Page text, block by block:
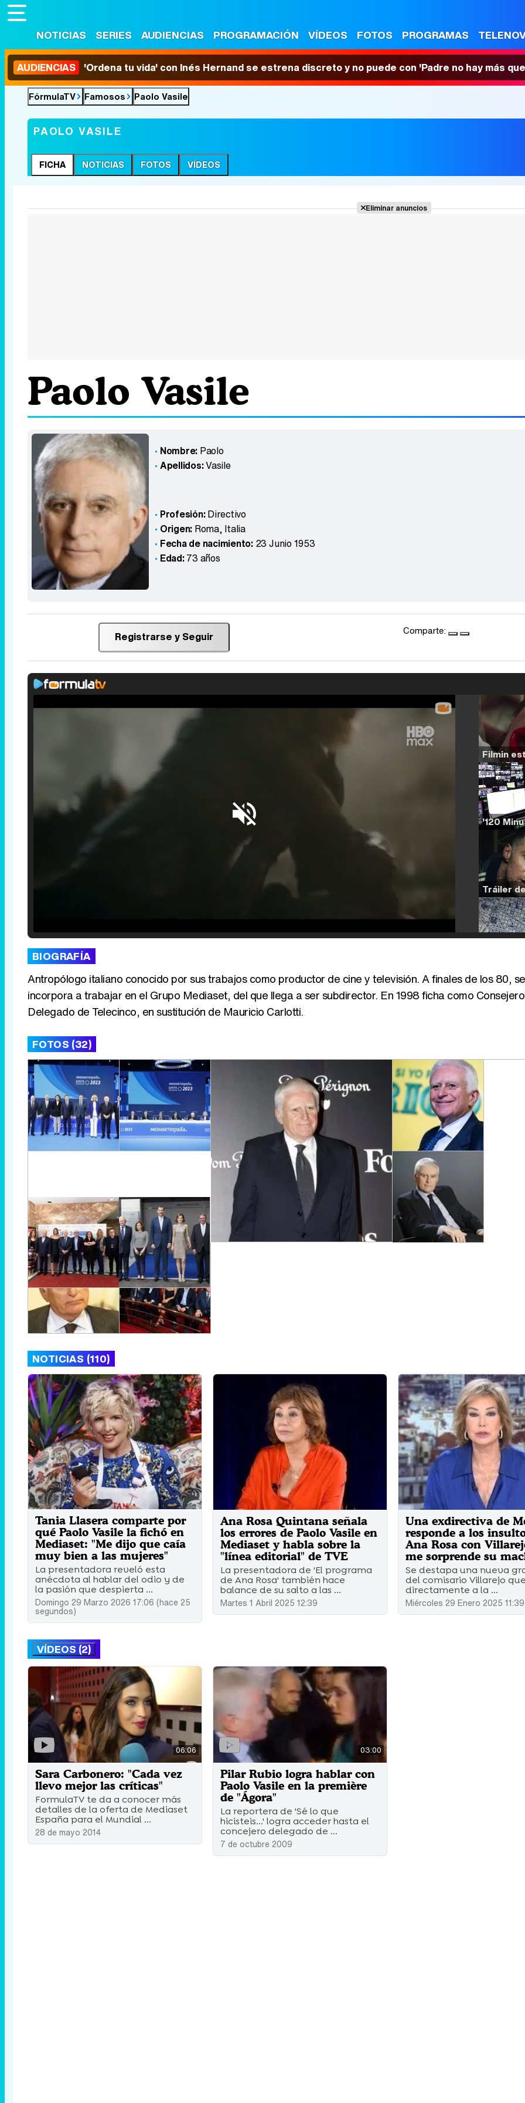
NOTICIAS SERIES AUDIENCIAS PROGRAMACIÓN VÍDEOS FOTOS PROGRAMAS
AUDIENCIAS 'Ordena tu vida' con Inés Hernand se estrena discreto y no puede con 'Padre no hay más
FórmulaTV Famosos Paolo Vasile
PAOLO VASILE
FICHA NOTICIAS FOTOS VÍDEOS
Eliminar anuncios
Paolo Vasile
Nombre: Paolo
Apellidos:Vasile
Profesión:Directivo
Origen: Roma, Italia
Fecha de nacimiento: 23 Junio 1953
Edad:73 años
Comparte:
Registrarse y Seguir
BIOGRAFÍA
Antropólogo italiano conocido por sus trabajos como productor de cine y televisión. A finales de los 80, se
incorpora a trabajar en el Grupo Mediaset, del que llega a ser subdirector. En 1998 ficha como Consejero
Delegado de Telecinco, en sustitución de Mauricio Carlotti.
FOTOS (32)
NOTICIAS (110)
Tania Llasera comparte por
qué Paolo Vasile la fichó en
Mediaset: "Me dijo que caía
muy bien a las mujeres"
La presentadora reveló esta
anécdota al hablar del odio y de
la pasión que despierta ...
Domingo 29 Marzo 2026 17:06 (hace 25
segundos)
Ana Rosa Quintana señala
los errores de Paolo Vasile en
Mediaset y habla sobre la
"línea editorial" de TVE
La presentadora de 'El programa
de Ana Rosa' también hace
balance de su salto a las ...
Martes 1 Abril 2025 12:39
Una exdirectiva de
responde a los
Ana Rosa con
me sorprende su
Se destapa una nueva
del comisario Villarejo
directamente a la ...
Miércoles 29 Enero 2025 11:39
VÍDEOS (2)
06:06
Sara Carbonero: "Cada vez
llevo mejor las críticas"
FormulaTV te da a conocer más
detalles de la oferta de Mediaset
España para el Mundial ...
28 de mayo 2014
03:00
Pilar Rubio logra hablar con
Paolo Vasile en la première
de "Ágora"
La reportera de 'Sé lo que
hicisteis...' logra acceder hasta el
concejero delegado de ...
7 de octubre 2009